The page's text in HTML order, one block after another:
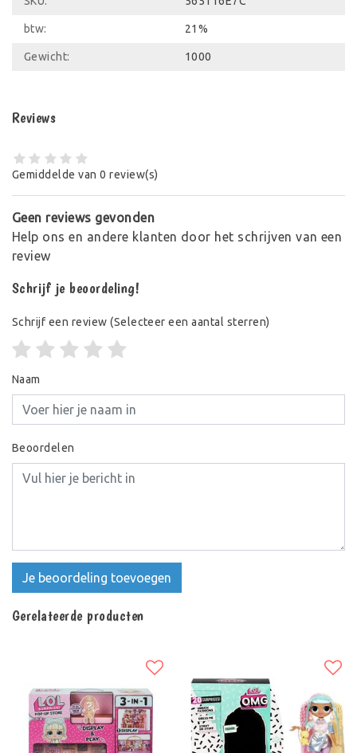
btw: 21%
Gewicht: 1000
Reviews
Gemiddelde van 0 review(s)
Geen reviews gevonden
Help ons en andere klanten door het schrijven van een
review
Schrijf je beoordeling!
Schrijf een review (Selecteer een aantal sterren)
Naam
Beoordelen
Je beoordeling toevoegen
Gerelateerde producten